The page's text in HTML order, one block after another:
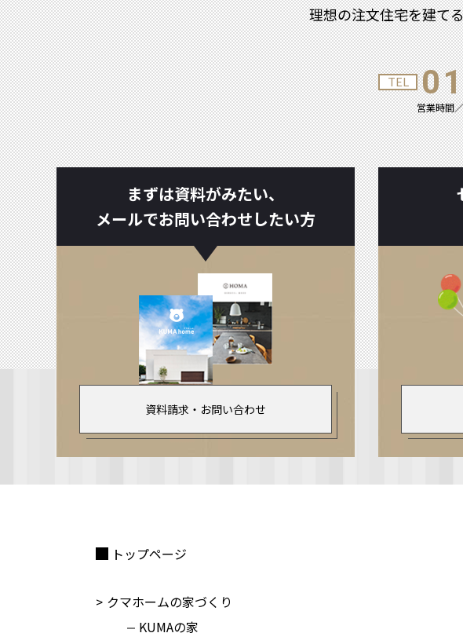
理想の注文住宅を建て
TEL
営業時間
まずは資料がみたい、
メールでお問い合わせしたい方
資料請求・お問い合わせ
トップページ
クマホームの家づくり
KUMAの家